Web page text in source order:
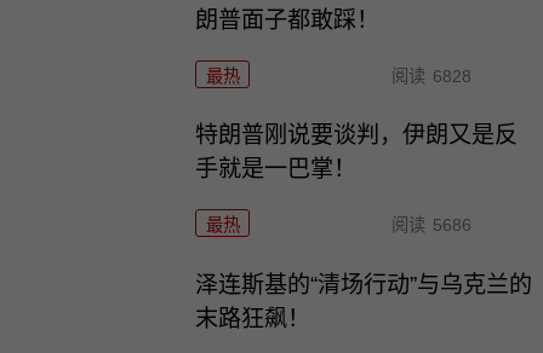
朗普面子都敢踩！
最热 阅读 6828
特朗普刚说要谈判，伊朗又是反
手就是一巴掌！
最热 阅读 5686
泽连斯基的“清场行动”与乌克兰的
末路狂飙！